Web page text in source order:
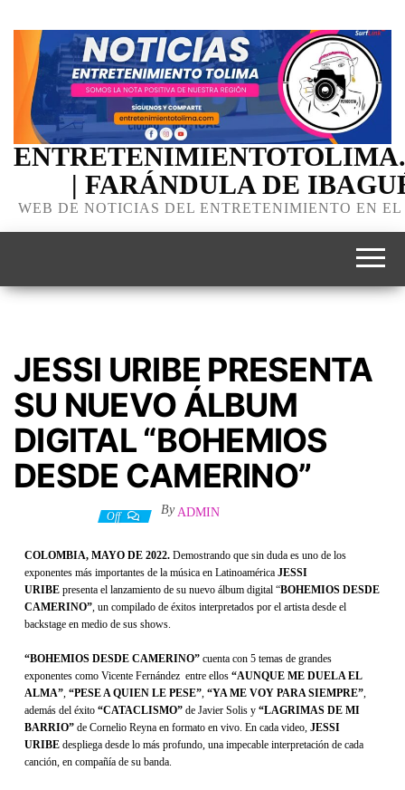
| FARÁNDULA DE
WEB DE NOTICIAS DEL ENTRETENIMIENTO EN
JESSI URIBE PRESENTA
SU NUEVO ÁLBUM
DIGITAL “BOHEMIOS
DESDE CAMERINO”
Off By ADMIN
COLOMBIA, MAYO DE 2022. Demostrando que sin duda es uno de los
exponentes más importantes de la música en Latinoamérica JESSI
URIBE presenta el lanzamiento de su nuevo álbum digital “BOHEMIOS DESDE
CAMERINO” , un compilado de éxitos interpretados por el artista desde el
backstage en medio de sus shows.
“BOHEMIOS DESDE CAMERINO” cuenta con 5 temas de grandes
exponentes como Vicente Fernández entre ellos “AUNQUE ME DUELA EL
ALMA” “PESE A QUIEN LE PESE” “YA ME VOY PARA SIEMPRE”
además del éxito “CATACLISMO” de Javier Solis y “LAGRIMAS DE MI
BARRIO” de Cornelio Reyna en formato en vivo. En cada video, JESSI
URIBE despliega desde lo más profundo, una impecable interpretación de cada
canción, en compañía de su banda.